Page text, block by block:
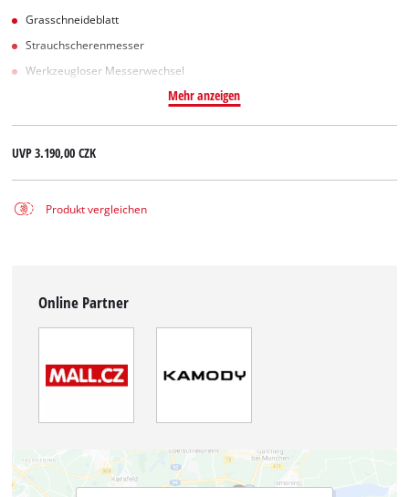
Grasschneideblatt
Strauchscherenmesser
Werkzeugloser Messerwechsel
Mehr anzeigen
UVP3.190,00 CZK
Produkt vergleichen
Online Partner